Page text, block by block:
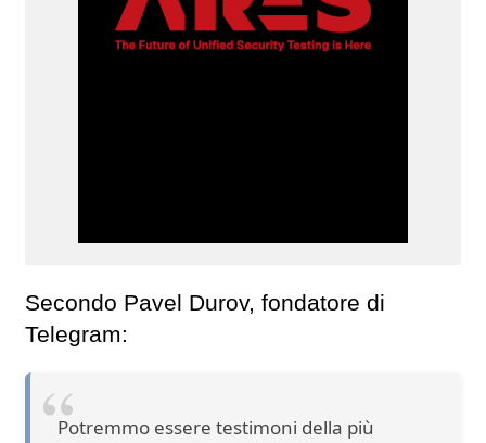
Secondo Pavel Durov, fondatore di
Telegram:
Potremmo essere testimoni della più